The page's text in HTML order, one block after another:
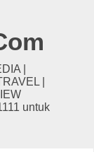
|
|
untuk